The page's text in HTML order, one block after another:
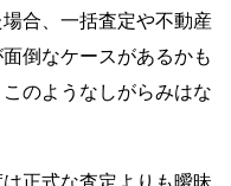
合、一括査定や不動産
倒なケースがあるかも
のようなしがらみはな
正式な査定よりも曖昧